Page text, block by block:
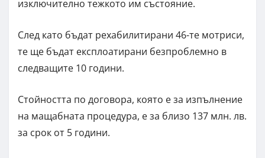
изключително тежкото им състояние.
След като бъдат рехабилитирани 46-те мотриси,
те ще бъдат експлоатирани безпроблемно в
следващите 10 години.
Стойността по договора, която е за изпълнение
на мащабната процедура, е за близо 137 млн. лв.
за срок от 5 години.